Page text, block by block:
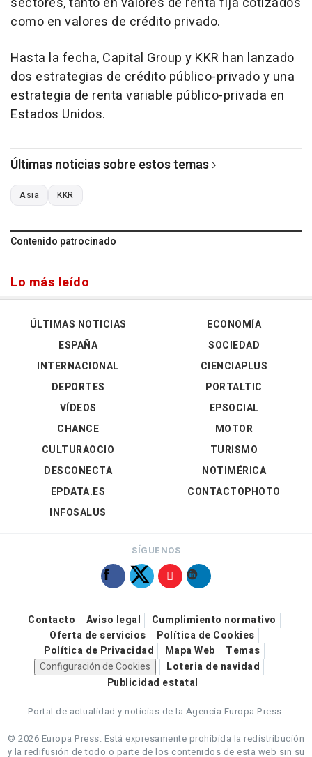
como en valores de crédito privado.
Hasta la fecha, Capital Group y KKR han lanzado
dos estrategias de crédito público-privado y una
estrategia de renta variable público-privada en
Estados Unidos.
Últimas noticias sobre estos temas
Asia KKR
Contenido patrocinado
Lo más leído
ÚLTIMAS NOTICIAS
ESPAÑA
INTERNACIONAL
DEPORTES
VÍDEOS
ECONOMÍA
SOCIEDAD
CIENCIAPLUS
PORTALTIC
EPSOCIAL
CHANCE
CULTURAOCIO
DESCONECTA
EPDATA.ES
INFOSALUS
MOTOR
TURISMO
NOTIMÉRICA
CONTACTOPHOTO
SÍGUENOS
Contacto Aviso legal
Cumplimiento normativo
Oferta de servicios
Política de Cookies
Política de Privacidad
Mapa Web
Temas
Configuración de Cookies
Loteria de navidad
Publicidad estatal
Portal de actualidad y noticias de la Agencia Europa Press.
© 2026 Europa Press. Está expresamente prohibida la redistribución
y la redifusión de todo o parte de los contenidos de esta web sin su